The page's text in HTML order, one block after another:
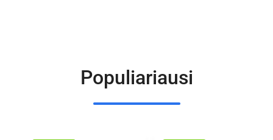
Populiariausi